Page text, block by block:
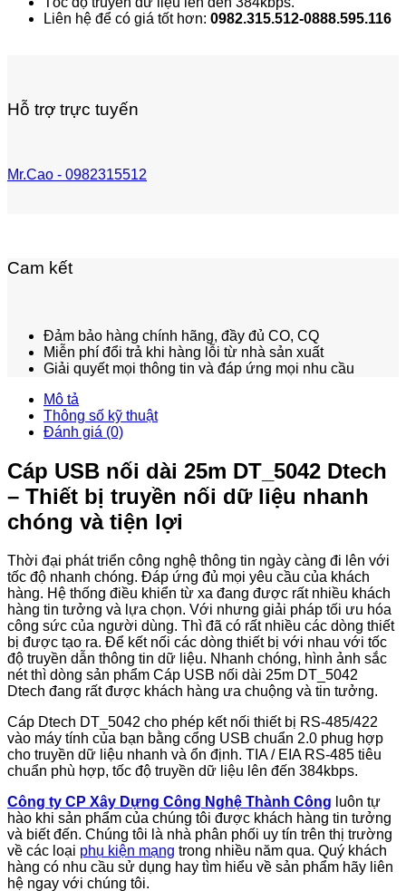
Liên hệ để có giá tốt hơn: 0982.315.512-0888.595.116
Hỗ trợ trực tuyến
Mr.Cao - 0982315512
Cam kết
Đảm bảo hàng chính hãng, đầy đủ CO, CQ
Miễn phí đổi trả khi hàng lỗi từ nhà sản xuất
Giải quyết mọi thông tin và đáp ứng mọi nhu cầu
Mô tả
Thông số kỹ thuật
Đánh giá (0)
Cáp USB nối dài 25m DT_5042 Dtech
– Thiết bị truyền nối dữ liệu nhanh
chóng và tiện lợi
Thời đại phát triển công nghệ thông tin ngày càng đi lên với
tốc độ nhanh chóng. Đáp ứng đủ mọi yêu cầu của khách
hàng. Hệ thống điều khiển từ xa đang được rất nhiều khách
hàng tin tưởng và lựa chọn. Với nhưng giải pháp tối ưu hóa
công sức của người dùng. Thì đã có rất nhiều các dòng thiết
bị được tạo ra. Để kết nối các dòng thiết bị với nhau với tốc
độ truyền dẫn thông tin dữ liệu. Nhanh chóng, hình ảnh sắc
nét thì dòng sản phẩm Cáp USB nối dài 25m DT_5042
Dtech đang rất được khách hàng ưa chuộng và tin tưởng.
Cáp Dtech DT_5042 cho phép kết nối thiết bị RS-485/422
vào máy tính của bạn bằng cổng USB chuẩn 2.0 phug hợp
cho truyền dữ liệu nhanh và ổn định. TIA / EIA RS-485 tiêu
chuẩn phù hợp, tốc độ truyền dữ liệu lên đến 384kbps.
Công ty CP Xây Dựng Công Nghệ Thành Công luôn tự
hào khi sản phẩm của chúng tôi được khách hàng tin tưởng
và biết đến. Chúng tôi là nhà phân phối uy tín trên thị trường
về các loại phụ kiện mạng trong nhiều năm qua. Quý khách
hàng có nhu cầu sử dụng hay tìm hiểu về sản phẩm hãy liên
hệ ngay với chúng tôi.